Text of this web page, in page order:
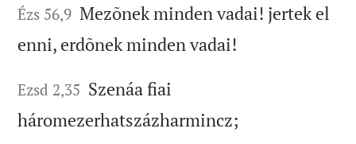
Ézs 56,9 Mezõnek minden vadai! jertek el
enni, erdõnek minden vadai!
Ezsd 2,35 Szenáa fiai
háromezerhatszázharmincz;